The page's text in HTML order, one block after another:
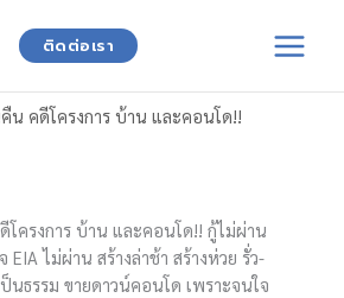
ติดต่อเรา
น คดีโครงการ บ้าน และคอนโด!!
ครงการ บ้าน และคอนโด!! กู้ไม่ผ่าน
EIA ไม่ผ่าน สร้างล่าช้า สร้างห่วย รั่ว-
นธรรม ขายดาวน์คอนโด เพราะจนใจ